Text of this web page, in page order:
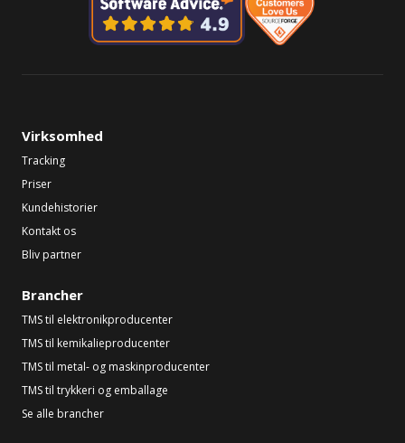
Virksomhed
Tracking
Priser
Kundehistorier
Kontakt os
Bliv partner
Brancher
TMS til elektronikproducenter
TMS til kemikalieproducenter
TMS til metal- og maskinproducenter
TMS til trykkeri og emballage
Se alle brancher